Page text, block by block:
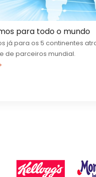
para todo o mundo
já para os 5 continentes
de parceiros mundial.